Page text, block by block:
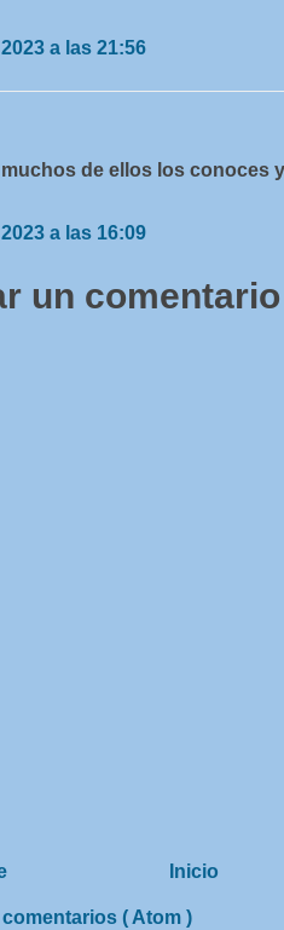
a las 21:56
de ellos los conoces
a las 16:09
un comentario
Inicio
comentarios ( Atom )